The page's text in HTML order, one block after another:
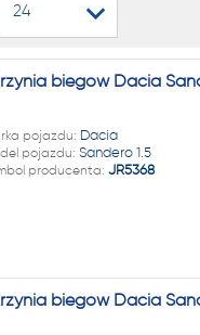
W
24
biegów Dacia
pojazdu: Dacia
pojazdu: Sandero 1.5
producenta: JR5368
biegów Dacia